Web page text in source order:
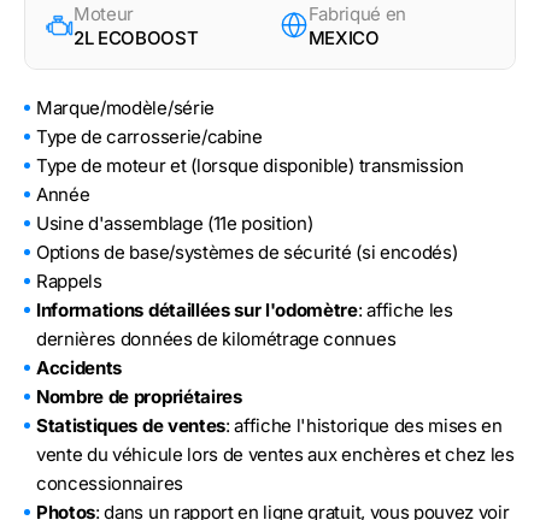
Moteur
2L ECOBOOST
Fabriqué en
MEXICO
Marque/modèle/série
Type de carrosserie/cabine
Type de moteur et (lorsque disponible) transmission
Année
Usine d'assemblage (11e position)
Options de base/systèmes de sécurité (si encodés)
Rappels
Informations détaillées sur l'odomètre: affiche les
dernières données de kilométrage connues
Accidents
Nombre de propriétaires
Statistiques de ventes: affiche l'historique des mises en
vente du véhicule lors de ventes aux enchères et chez les
concessionnaires
Photos: dans un rapport en ligne gratuit, vous pouvez voir